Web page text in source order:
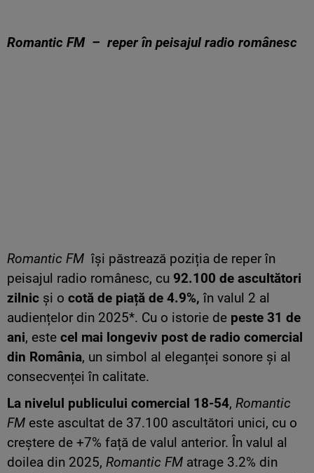
Romantic FM – reper în peisajul radio românesc
Romantic FMîși păstrează poziția de reper în
peisajul radio românesc, cu 92.100 de ascultători
zilnic și o cotă de piață de 4.9%,în valul 2 al
audiențelor din 2025*. Cu o istorie de peste 31 de
ani, este cel mai longeviv post de radio comercial
din România, un simbol al eleganței sonore și al
consecvenței în calitate.
La nivelul publicului comercial 18-54, Romantic
FM este ascultat de 37.100 ascultători unici, cu o
creștere de +7% față de valul anterior. În valul al
doilea din 2025, Romantic FM atrage 3.2% din